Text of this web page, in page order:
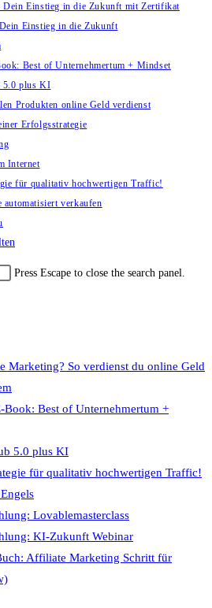
Dein Einstieg in die Zukunft mit Zertifikat
Einstieg in die Zukunft
Best of Unternehmertum + Mindset
plus KI
Produkten online Geld verdienst
Erfolgsstrategie
Internet
für qualitativ hochwertigen Traffic!
verkaufen
Press Escape to close the search panel.
Marketing? So verdienst du online Geld
Best of Unternehmertum +
5.0 plus KI
für qualitativ hochwertigen Traffic!
Lovablemasterclass
KI-Zukunft Webinar
Affiliate Marketing Schritt für